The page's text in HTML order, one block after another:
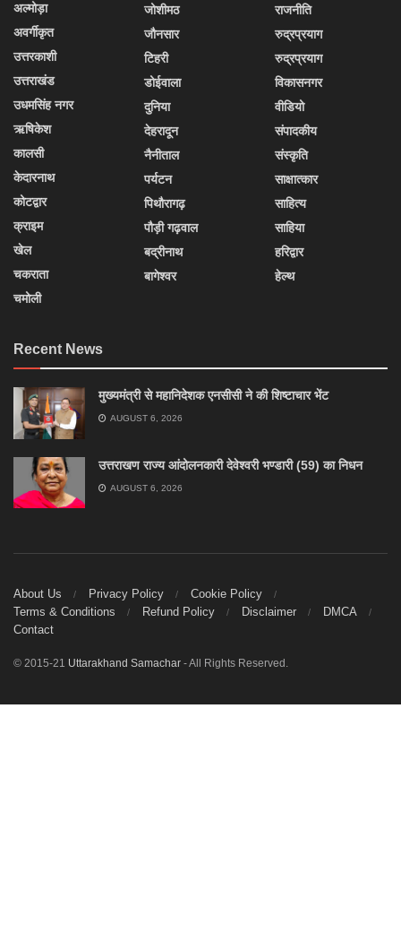
अल्मोड़ा
अवर्गीकृत
उत्तरकाशी
उत्तराखंड
उधमसिंह नगर
ऋषिकेश
कालसी
केदारनाथ
कोटद्वार
क्राइम
खेल
चकराता
चमोली
जोशीमठ
जौनसार
टिहरी
डोईवाला
दुनिया
देहरादून
नैनीताल
पर्यटन
पिथौरागढ़
पौड़ी गढ़वाल
बद्रीनाथ
बागेश्वर
राजनीति
रुद्रप्रयाग
रुद्रप्रयाग
विकासनगर
वीडियो
संपादकीय
संस्कृति
साक्षात्कार
साहित्य
साहिया
हरिद्वार
हेल्थ
Recent News
मुख्यमंत्री से महानिदेशक एनसीसी ने की शिष्टाचार भेंट
AUGUST 6, 2026
उत्तराखण राज्य आंदोलनकारी देवेश्वरी भण्डारी (59) का निधन
AUGUST 6, 2026
About Us Privacy Policy
Cookie Policy
Terms & Conditions
Refund Policy Disclaimer
DMCA
Contact
© 2015-21 Uttarakhand Samachar - All Rights Reserved.